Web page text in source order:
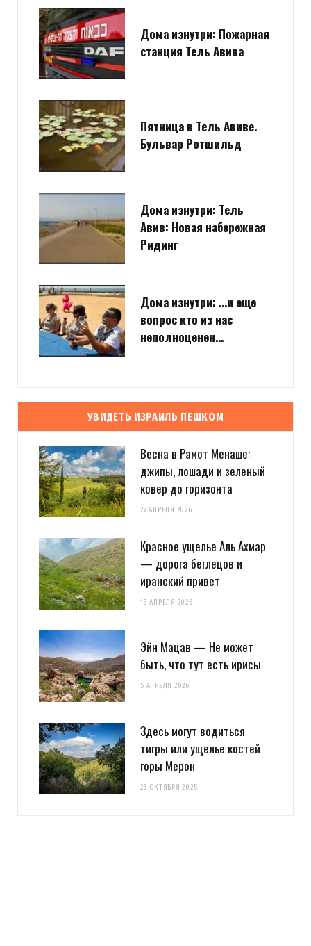
Дома изнутри: Пожарная
станция Тель Авива
Пятница в Тель Авиве.
Бульвар Ротшильд
Дома изнутри: Тель
Авив: Новая набережная
Ридинг
Дома изнутри: …и еще
вопрос кто из нас
неполноценен…
УВИДЕТЬ ИЗРАИЛЬ ПЕШКОМ
Весна в Рамот Менаше:
джипы, лошади и зеленый
ковер до горизонта
27 АПРЕЛЯ 2026
Красное ущелье Аль Ахмар
— дорога беглецов и
иранский привет
13 АПРЕЛЯ 2026
Эйн Мацав — Не может
быть, что тут есть ирисы
5 АПРЕЛЯ 2026
Здесь могут водиться
тигры или ущелье костей
горы Мерон
23 ОКТЯБРЯ 2025